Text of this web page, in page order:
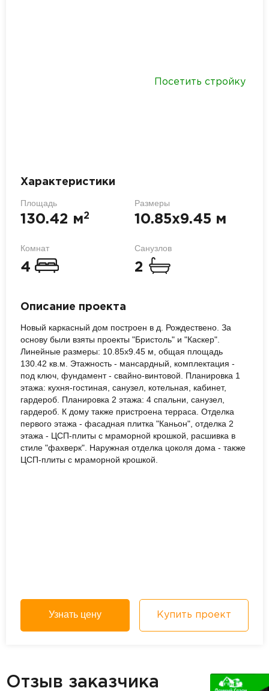
Посетить стройку
Характеристики
Площадь
130.42 м2
Размеры
10.85х9.45 м
Комнат
4
Санузлов
2
Описание проекта
Новый каркасный дом построен в д. Рождествено. За
основу были взяты проекты "Бристоль" и "Каскер".
Линейные размеры: 10.85х9.45 м, общая площадь
130.42 кв.м. Этажность - мансардный, комплектация -
под ключ, фундамент - свайно-винтовой. Планировка 1
этажа: кухня-гостиная, санузел, котельная, кабинет,
гардероб. Планировка 2 этажа: 4 спальни, санузел,
гардероб. К дому также пристроена терраса. Отделка
первого этажа - фасадная плитка "Каньон", отделка 2
этажа - ЦСП-плиты с мраморной крошкой, расшивка в
стиле "фахверк". Наружная отделка цоколя дома - также
ЦСП-плиты с мраморной крошкой.
Узнать цену Купить проект
Отзыв заказчика